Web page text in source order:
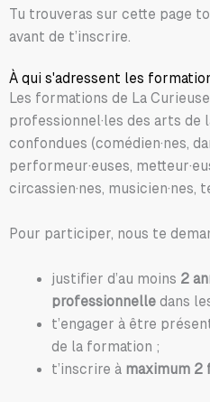
Tu trouveras sur cette page
avant de t’inscrire.
À qui s'adressent les
Les formations de La
professionnel·les des arts de
confondues (comédien·nes,
performeur·euses,
circassien·nes, musicien·nes,
Pour participer, nous te
justifier d’au moins 2
professionnelledans
t’engager à être
de la formation ;
t’inscrire à maximum 2